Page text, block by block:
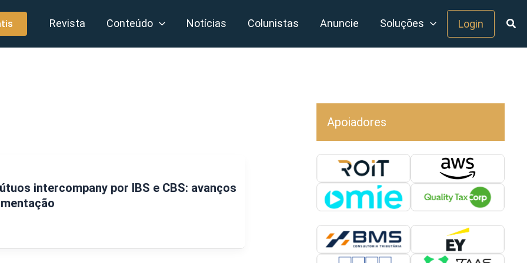
Revista Conteúdo Notícias Colunistas Anuncie Soluções Login
intercompany por IBS e CBS: avanços
Apoiadores